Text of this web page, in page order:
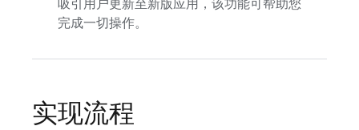
吸引用户更新至新版应用，该功能可帮助您
完成一切操作。
实现流程